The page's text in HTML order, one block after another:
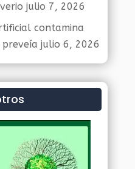
julio 7, 2026
contamina
preveía julio 6, 2026